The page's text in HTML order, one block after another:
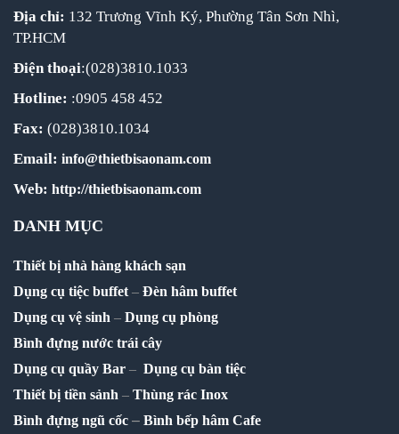
Địa chỉ: 132 Trương Vĩnh Ký, Phường Tân Sơn Nhì,
TP.HCM
Điện thoại:(028)3810.1033
Hotline: :0905 458 452
Fax: (028)3810.1034
Email: info@thietbisaonam.com
Web: http://thietbisaonam.com
DANH MỤC
Thiết bị nhà hàng khách sạn
Dụng cụ tiệc buffet – Đèn hâm buffet
Dụng cụ vệ sinh – Dụng cụ phòng
Bình đựng nước trái cây
Dụng cụ quầy Bar – Dụng cụ bàn tiệc
Thiết bị tiền sảnh – Thùng rác Inox
Bình đựng ngũ cốc – Bình bếp hâm Cafe